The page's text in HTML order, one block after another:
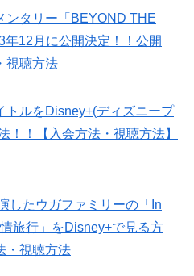
ンタリー「BEYOND THE
年12月に公開決定！！公開
視聴方法
トルをDisney+(ディズニープ
！！【入会方法・視聴方法】
したウガファミリーの「In
旅行」をDisney+で見る方
・視聴方法